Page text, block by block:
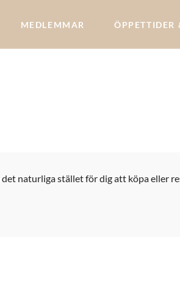
MEDLEMMAR ÖPPETTIDER
det naturliga stället för dig att köpa eller